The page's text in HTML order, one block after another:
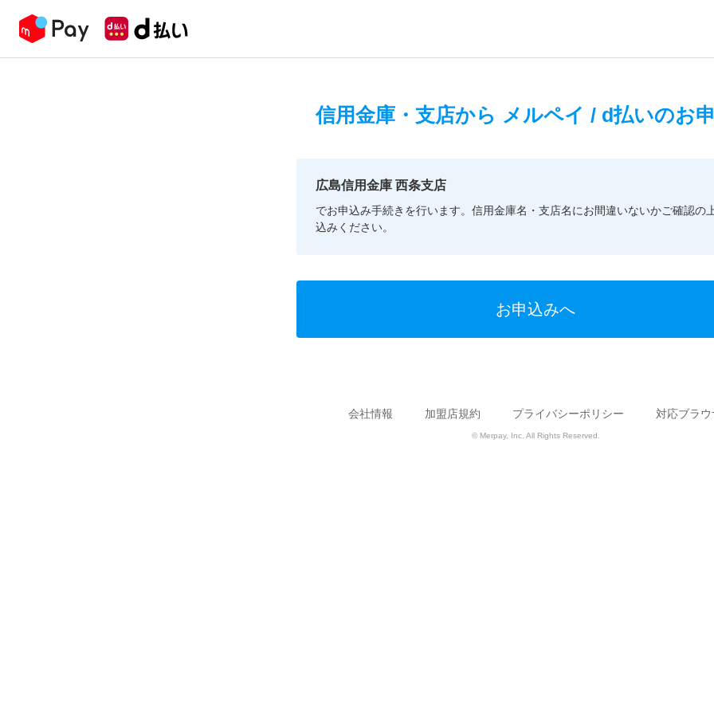
信用金庫・支店から メルペイ / d払いのお
広島信用金庫 西条支店
でお申込み手続きを行います。信用金庫名・支店名にお間違いないかご確認の
込みください。
お申込みへ
会社情報 加盟店規約 プライバシーポリシー 対応ブラウ
© Merpay, Inc. All Rights Reserved.